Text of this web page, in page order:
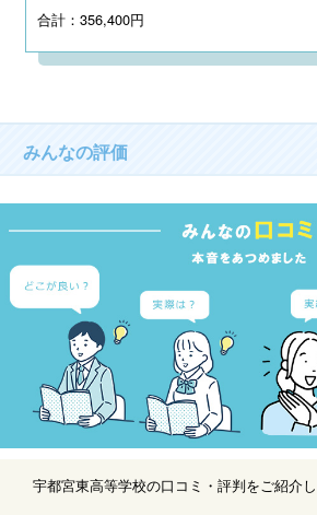
合計：356,400円
みんなの評価
宇都宮東高等学校の口コミ・評判をご紹介し